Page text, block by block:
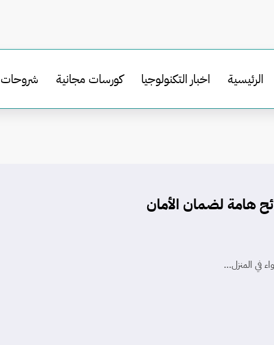
الرئيسية اخبار التكنولوجيا كورسات مجانية شروحات
هامة لضمان الأمان
في المنزل…